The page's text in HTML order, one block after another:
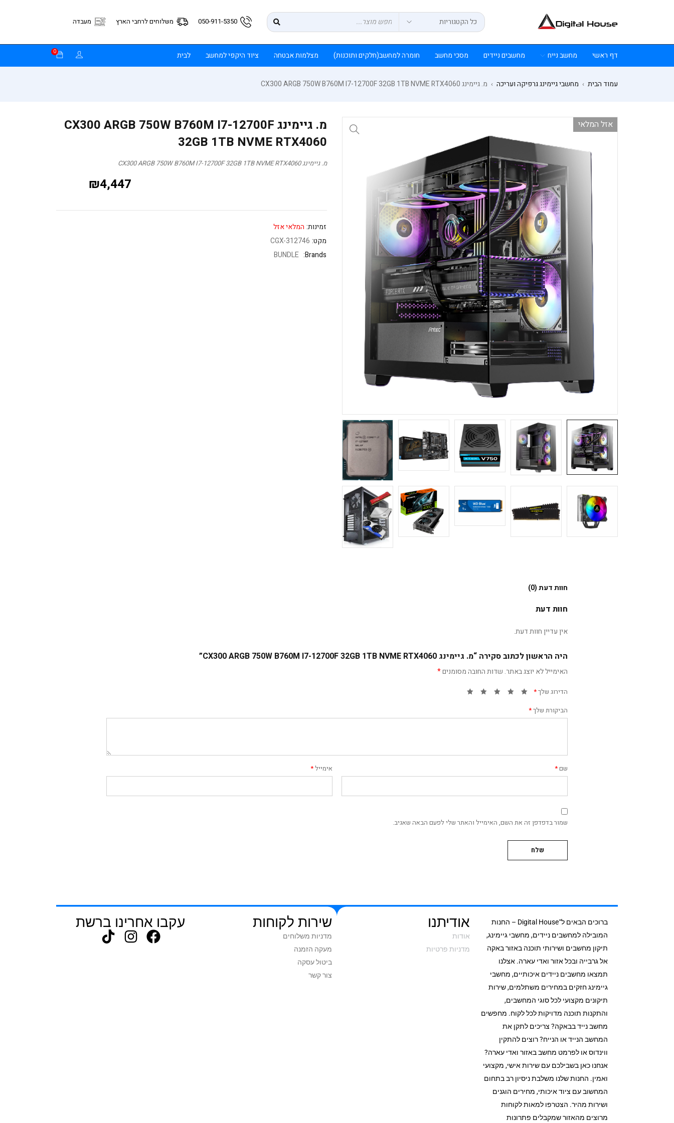
050-911-5350 משלוחים לרחבי הארץ מעבדה
דף ראשי מחשב נייח מחשבים ניידים מסכי מחשב חומרה למחשב(חלקים ותוכנות) מצלמות אבטחה ציוד היקפי למחשב לבית 0
עמוד הבית › מחשבי גיימינג גרפיקה ועריכה › מ. גיימינג CX300 ARGB 750W B760M I7-12700F 32GB 1TB NVME RTX4060
אזל המלאי
מ. גיימינג CX300 ARGB 750W B760M I7-12700F
32GB 1TB NVME RTX4060
מ. גיימינג CX300 ARGB 750W B760M I7-12700F 32GB 1TB NVME RTX4060
₪4,447
זמינות: המלאי אזל
מקט: CGX-312746
Brands:
BUNDLE
חוות דעת (0)
חוות דעת
אין עדיין חוות דעת.
היה הראשון לכתוב סקירה “מ. גיימינג CX300 ARGB 750W B760M I7-12700F 32GB 1TB NVME RTX4060”
האימייל לא יוצג באתר. שדות החובה מסומנים*
הדירוג שלך*
הביקורת שלך*
שם* אימייל*
שמור בדפדפן זה את השם, האימייל והאתר שלי לפעם הבאה שאגיב.
ברוכים הבאים ל־Digital House – החנות
המובילה למחשבים ניידים, מחשבי גיימינג,
תיקון מחשבים ושירותי תוכנה באזור באקה
אל גרבייה ובכל אזור ואדי עארה. אצלנו
תמצאו מחשבים ניידים איכותיים, מחשבי
גיימינג חזקים במחירים משתלמים, שירות
תיקונים מקצועי לכל סוגי המחשבים,
והתקנות תוכנה מדויקות לכל לקוח. מחפשים
מחשב נייד בבאקה? צריכים לתקן את
המחשב הנייד או הנייח? רוצים להתקין
ווינדוס או לפרמט מחשב באזור ואדי עארה?
אנחנו כאן בשבילכם עם שירות אישי, מקצועי
ואמין. החנות שלנו משלבת ניסיון רב בתחום
המחשוב עם ציוד איכותי, מחירים הוגנים
ושירות מהיר. הצטרפו למאות לקוחות
מרוצים מהאזור שמקבלים פתרונות
אודיתנו
אודות
מדניות פרטיות
שירות לקוחות
מדניות משלוחים
מעקה הזמנה
ביטול עסקה
צור קשר
עקבו אחרינו ברשת